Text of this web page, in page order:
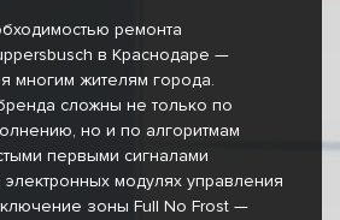
ремонта
в Краснодаре —
многим жителям города.
сложны не только по
но и по алгоритмам
первыми сигналами
электронных модулях управления
зоны Full No Frost —